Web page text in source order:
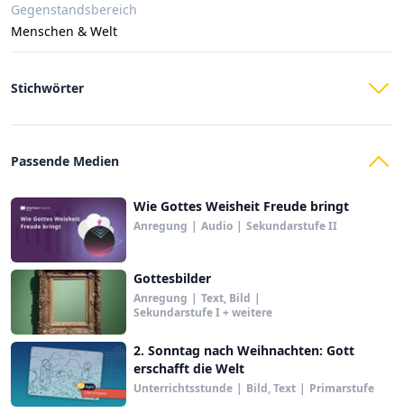
Gegenstandsbereich
Menschen & Welt
Stichwörter
Passende Medien
Wie Gottes Weisheit Freude bringt
Anregung | Audio | Sekundarstufe II
Gottesbilder
Anregung | Text, Bild |
Sekundarstufe I + weitere
2. Sonntag nach Weihnachten: Gott
erschafft die Welt
Unterrichtsstunde | Bild, Text | Primarstufe